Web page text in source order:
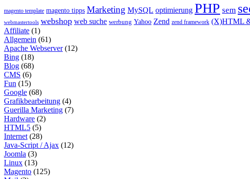
magento template magento tipps Marketing MySQL optimierung PHP sem
webmastertools webshop web suche werbung Yahoo Zend zend framework (X)HTML
Affiliate (1)
Allgemein (61)
Apache Webserver(12)
Bing (18)
Blog (68)
CMS (6)
Fun (15)
Google (68)
Grafikbearbeitung (4)
Guerilla Marketing (7)
Hardware (2)
HTML5 (5)
Internet (28)
Java-Script / Ajax (12)
Joomla (3)
Linux (13)
Magento (125)